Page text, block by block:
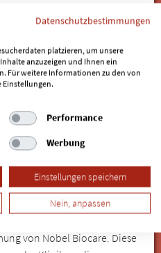
GmbH ist Inhaberin der
zahnmedizinische
on-4“ in der Europäischen
Nobel Biocare nach §14
Nutzungsrecht an dieser
zu. Dieses ausschließliche
von „All-on-4“.
von Nobel Biocare. Diese
Datenschutzbestimmungen
platzieren, um unsere
anzuzeigen und Ihnen ein
Für weitere Informationen zu den von
Einstellungen.
Performance
Werbung
Einstellungen speichern
Nein, anpassen